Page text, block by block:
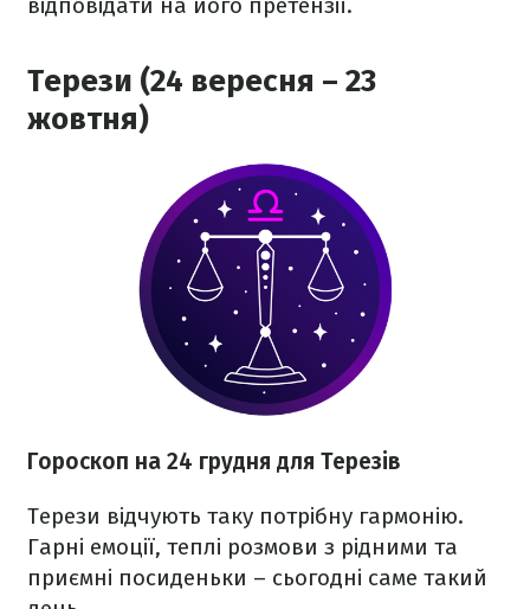
Терези (24 вересня – 23
жовтня)
Гороскоп на 24 грудня для Терезів
Терези відчують таку потрібну гармонію.
Гарні емоції, теплі розмови з рідними та
приємні посиденьки – сьогодні саме такий